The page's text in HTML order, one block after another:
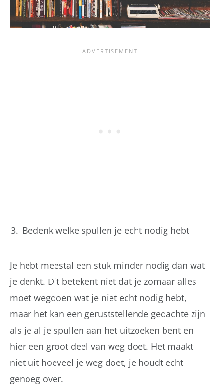
Bedenk welke spullen je echt nodig hebt
Je hebt meestal een stuk minder nodig dan wat
je denkt. Dit betekent niet dat je zomaar alles
moet wegdoen wat je niet echt nodig hebt,
maar het kan een geruststellende gedachte zijn
als je al je spullen aan het uitzoeken bent en
hier een groot deel van weg doet. Het maakt
niet uit hoeveel je weg doet, je houdt echt
genoeg over.